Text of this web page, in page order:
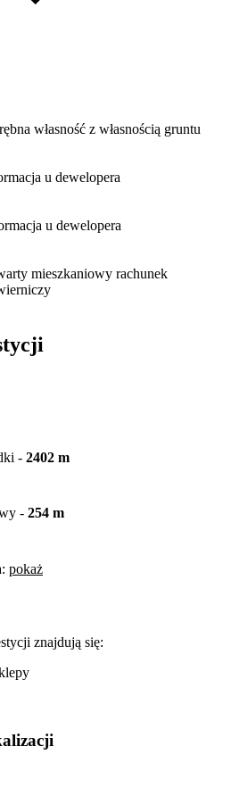
własność z własnością gruntu
u dewelopera
u dewelopera
mieszkaniowy rachunek
- 2402m
- 254m
: pokaż
znajdują się: